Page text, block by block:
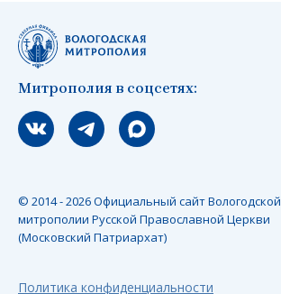
Митрополия в соцсетях:
Мы вконтакте
Мы в telegram
Мы в Макс
© 2014 - 2026 Официальный сайт Вологодской
митрополии Русской Православной Церкви
(Московский Патриархат)
Политика конфиденциальности